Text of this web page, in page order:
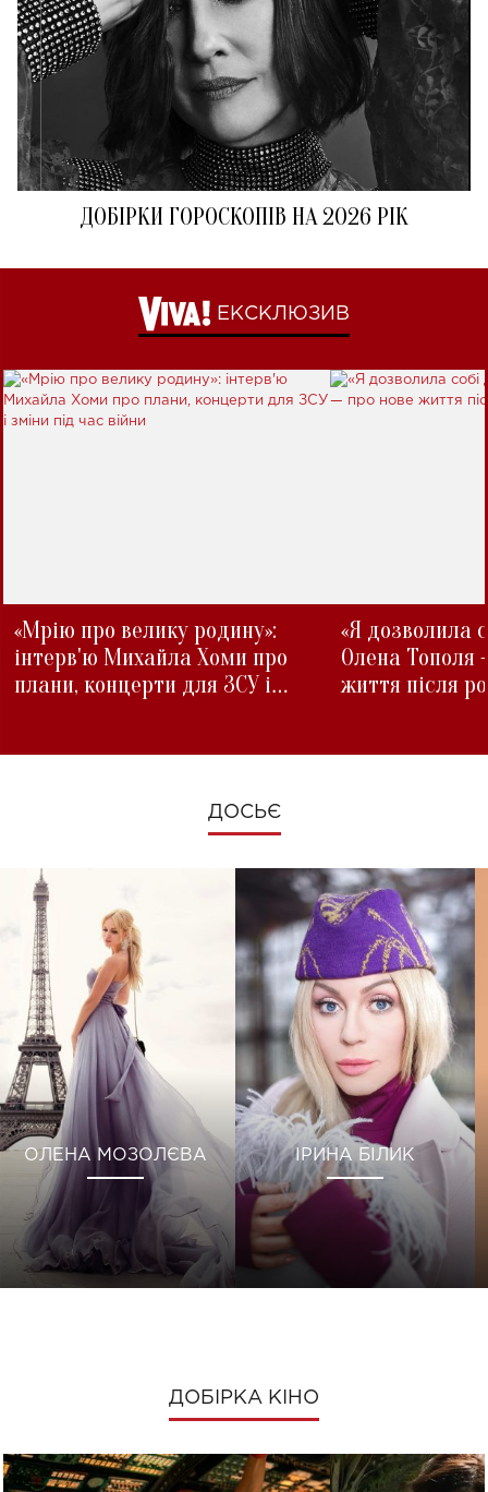
ДОБІРКИ ГОРОСКОПІВ НА 2026 РІК
ЕКСКЛЮЗИВ
«Мрію про велику родину»:
інтерв'ю Михайла Хоми про
плани, концерти для ЗСУ і
«Я дозволила
Олена Тополя
життя після
ДОСЬЄ
ОЛЕНА МОЗОЛЄВА ІРИНА БІЛИК
ДОБІРКА КІНО